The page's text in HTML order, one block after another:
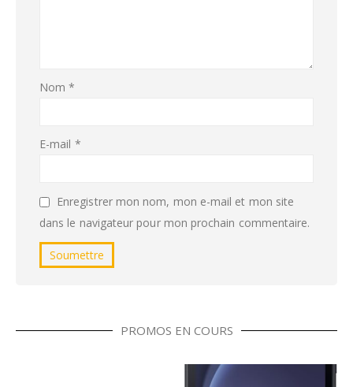
Nom*
E-mail *
Enregistrer mon nom, mon e-mail et mon site
dans le navigateur pour mon prochain commentaire.
PROMOS EN COURS